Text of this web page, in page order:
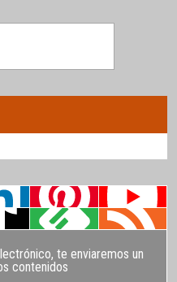
te enviaremos un
contenidos